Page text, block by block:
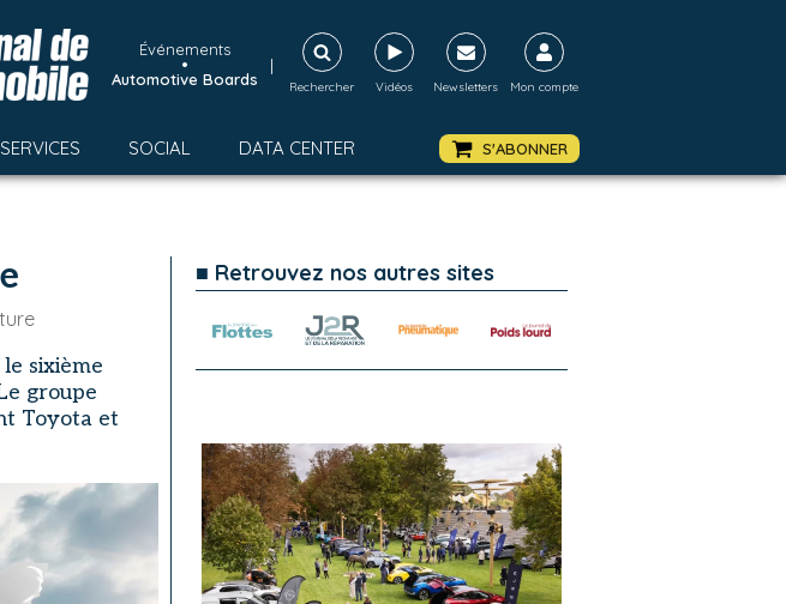
Événements
•
Automotive Boards
|
Rechercher Vidéos Newsletters Mon compte
SERVICES SOCIAL DATA CENTER S'ABONNER
sixième
groupe
Toyota et
■ Retrouvez nos autres sites